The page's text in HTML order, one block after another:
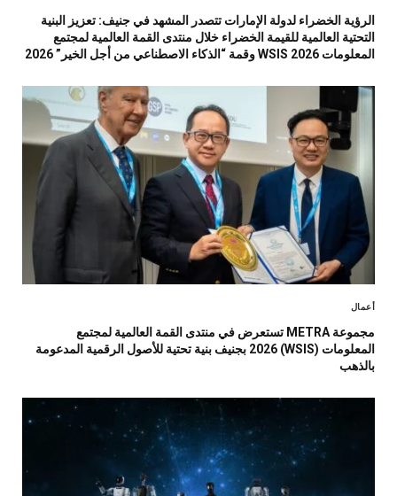
الرؤية الخضراء لدولة الإمارات تتصدر المشهد في جنيف: تعزيز البنية
التحتية العالمية للقيمة الخضراء خلال منتدى القمة العالمية لمجتمع
المعلومات WSIS 2026 وقمة “الذكاء الاصطناعي من أجل الخير” 2026
أعمال
مجموعة METRA تستعرض في منتدى القمة العالمية لمجتمع
المعلومات (WSIS) 2026 بجنيف بنية تحتية للأصول الرقمية المدعومة
بالذهب